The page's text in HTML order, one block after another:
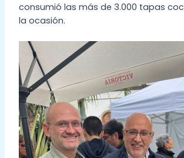
consumió las más de 3.000 tapas
la ocasión.